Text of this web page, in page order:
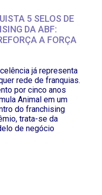
5 SELOS DE
DA ABF:
A FORÇA
já representa
rede de franquias.
por cinco anos
Animal em um
do franchising
trata-se da
de negócio